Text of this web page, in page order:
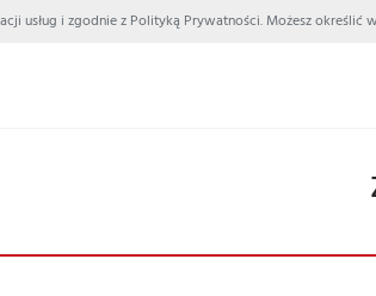
usług i zgodnie z Polityką Prywatności. Możesz